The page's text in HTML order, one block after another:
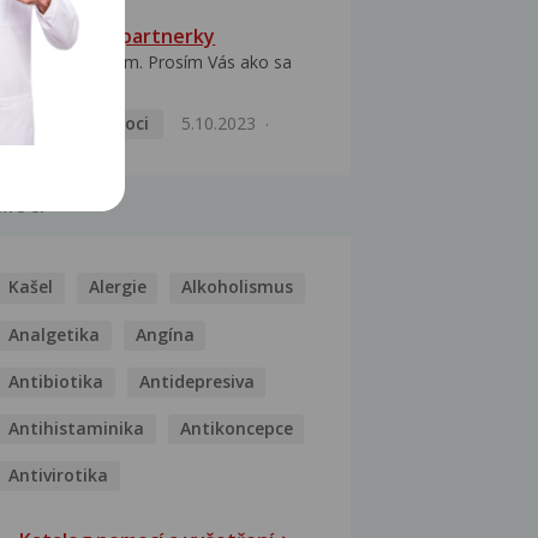
HPV typ 52 u partnerky
Dobrý deň prajem. Prosím Vás ako sa
Pohlavní nemoci
5.10.2023
Kašel Alergie Alkoholismus
Analgetika Angína
Antibiotika Antidepresiva
Antihistaminika Antikoncepce
Antivirotika